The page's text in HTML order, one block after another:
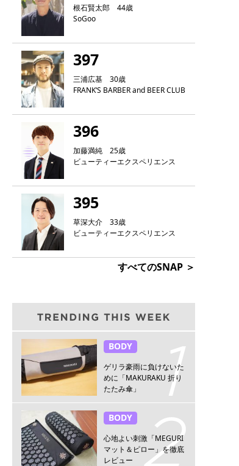
根石賢太郎 44歳
SoGoo
397
三浦広基 30歳
FRANK‘S BARBER and BEER CLUB
396
加藤満純 25歳
ビューティーエクスペリエンス
395
草深大介 33歳
ビューティーエクスペリエンス
すべてのSNAP ＞
BODY
ゲリラ豪雨に負けないた
めに「MAKURAKU 折り
たたみ傘」
BODY
心地よい刺激「MEGURI
マット＆ピロー」を徹底
レビュー